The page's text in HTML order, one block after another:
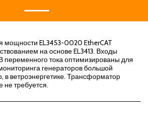
мощности EL3453-0020 EtherCAT
на основе EL3413. Входы
переменного тока оптимизированы для
генераторов большой
ветроэнергетике. Трансформатор
не требуется.